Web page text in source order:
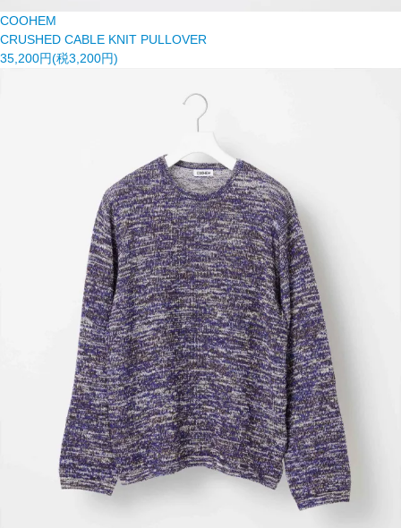
COOHEM
CRUSHED CABLE KNIT PULLOVER
35,200円(税3,200円)